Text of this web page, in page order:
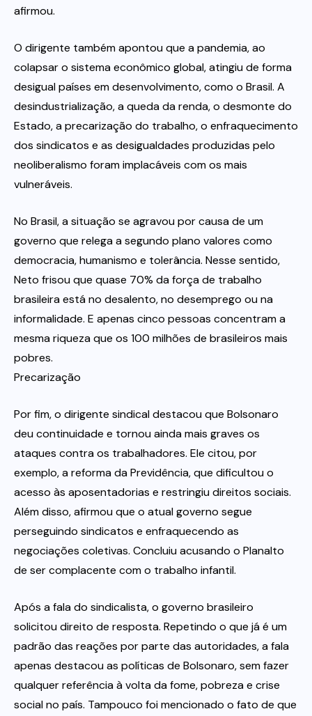
afirmou.
O dirigente também apontou que a pandemia, ao
colapsar o sistema econômico global, atingiu de forma
desigual países em desenvolvimento, como o Brasil. A
desindustrialização, a queda da renda, o desmonte do
Estado, a precarização do trabalho, o enfraquecimento
dos sindicatos e as desigualdades produzidas pelo
neoliberalismo foram implacáveis com os mais
vulneráveis.
No Brasil, a situação se agravou por causa de um
governo que relega a segundo plano valores como
democracia, humanismo e tolerância. Nesse sentido,
Neto frisou que quase 70% da força de trabalho
brasileira está no desalento, no desemprego ou na
informalidade. E apenas cinco pessoas concentram a
mesma riqueza que os 100 milhões de brasileiros mais
pobres.
Precarização
Por fim, o dirigente sindical destacou que Bolsonaro
deu continuidade e tornou ainda mais graves os
ataques contra os trabalhadores. Ele citou, por
exemplo, a reforma da Previdência, que dificultou o
acesso às aposentadorias e restringiu direitos sociais.
Além disso, afirmou que o atual governo segue
perseguindo sindicatos e enfraquecendo as
negociações coletivas. Concluiu acusando o Planalto
de ser complacente com o trabalho infantil.
Após a fala do sindicalista, o governo brasileiro
solicitou direito de resposta. Repetindo o que já é um
padrão das reações por parte das autoridades, a fala
apenas destacou as políticas de Bolsonaro, sem fazer
qualquer referência à volta da fome, pobreza e crise
social no país. Tampouco foi mencionado o fato de que